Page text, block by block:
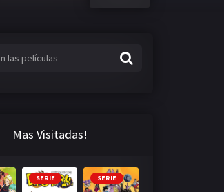
Mas Visitadas!
SERIE SERIE